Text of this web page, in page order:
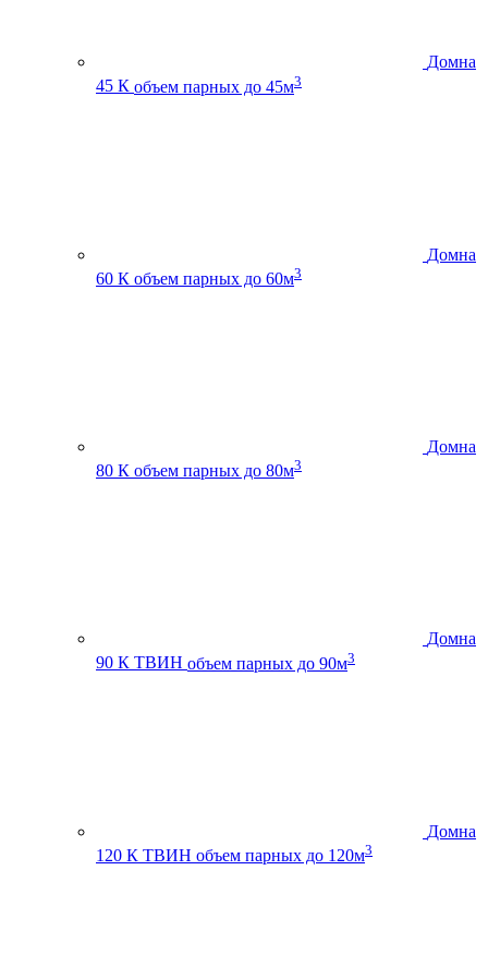
Домна
45 К объем парных до 45м3
Домна
60 К объем парных до 60м3
Домна
80 К объем парных до 80м3
Домна
90 К ТВИН объем парных до 90м3
Домна
120 К ТВИН объем парных до 120м3